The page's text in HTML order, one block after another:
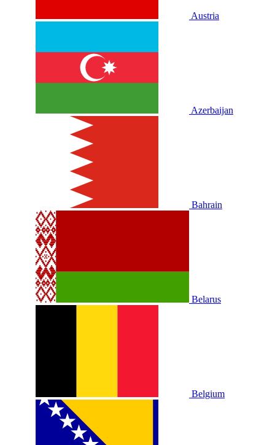
Austria
Azerbaijan
Bahrain
Belarus
Belgium